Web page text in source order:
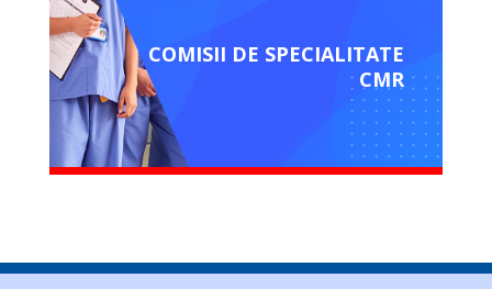
COMISII DE SPECIALITATE
CMR